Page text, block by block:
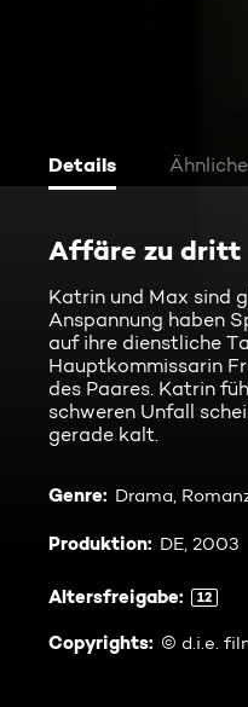
Details
Affäre zu dritt
Katrin und Max sind
Anspannung haben
auf ihre dienstliche
Hauptkommissarin
des Paares. Katrin
schweren Unfall
gerade kalt.
Genre: Drama,
Produktion: DE, 2003
Altersfreigabe: 12
Copyrights: © d.i.e.